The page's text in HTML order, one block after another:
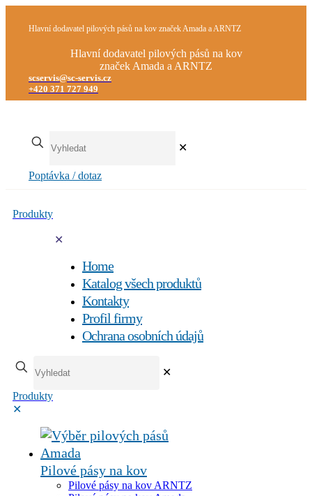
Hlavní dodavatel pilových pásů na kov značek Amada a ARNTZ
Hlavní dodavatel pilových pásů na kov
značek Amada a ARNTZ
scservis@sc-servis.cz
+420 371 727 949
✕
Poptávka / dotaz
Produkty
✕
Home
Katalog všech produktů
Kontakty
Profil firmy
Ochrana osobních údajů
✕
Produkty
✕
Pilové pásy na kov
Pilové pásy na kov ARNTZ